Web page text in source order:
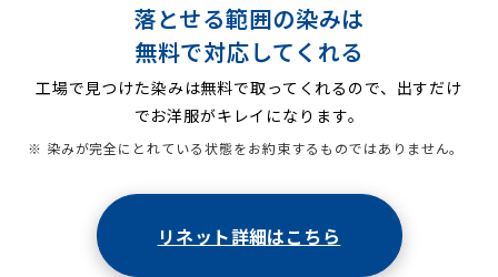
落とせる範囲の染みは
無料で対応してくれる
工場で見つけた染みは無料で取ってくれるので、出すだけ
でお洋服がキレイになります。
※ 染みが完全にとれている状態をお約束するものではありません。
リネット詳細はこちら